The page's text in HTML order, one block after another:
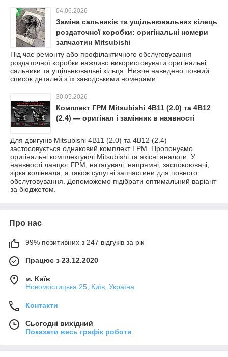
04.06.2026
Заміна сальників та ущільнювальних кілець
роздаточної коробки: оригінальні номери
запчастин Mitsubishi
Під час ремонту або профілактичного обслуговування
роздаточної коробки важливо використовувати оригінальні
сальники та ущільнювальні кільця. Нижче наведено повний
список деталей з їх заводськими номерами
30.05.2026
Комплект ГРМ Mitsubishi 4B11 (2.0) та 4B12
(2.4) — оригінал і замінник в наявності
Для двигунів Mitsubishi 4B11 (2.0) та 4B12 (2.4)
застосовується однаковий комплект ГРМ. Пропонуємо
оригінальні комплектуючі Mitsubishi та якісні аналоги. У
наявності ланцюг ГРМ, натягувачі, напрямні, заспокоювачі,
зірка колінвала, а також супутні запчастини для повного
обслуговування. Допоможемо підібрати оптимальний варіант
за бюджетом.
Про нас
99% позитивних з 247 відгуків за рік
Працює з 23.12.2020
м. Київ
Новомостицька 25, Київ, Україна
Контакти
Сьогодні вихідний
Показати весь графік роботи